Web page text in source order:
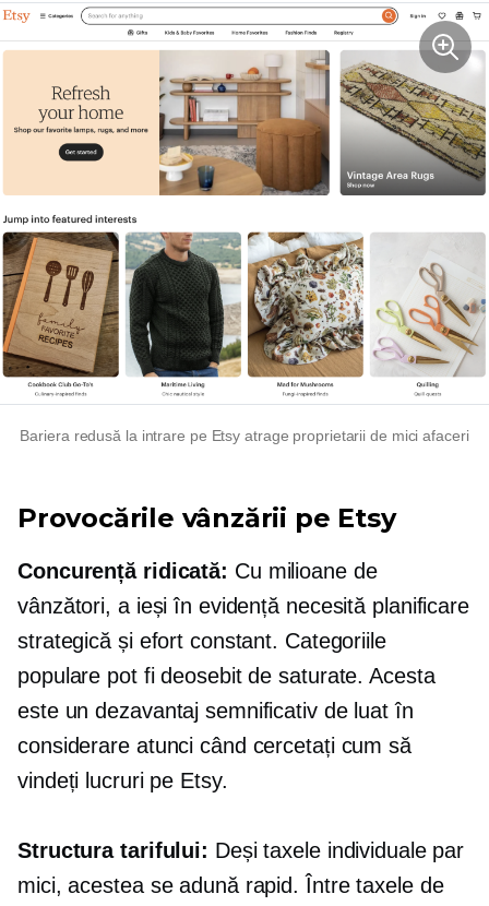
Bariera redusă la intrare pe Etsy atrage proprietarii de mici afaceri
Provocările vânzării pe Etsy
Concurență ridicată: Cu milioane de
vânzători, a ieși în evidență necesită planificare
strategică și efort constant. Categoriile
populare pot fi deosebit de saturate. Acesta
este un dezavantaj semnificativ de luat în
considerare atunci când cercetați cum să
vindeți lucruri pe Etsy.
Structura tarifului: Deși taxele individuale par
mici, acestea se adună rapid. Între taxele de